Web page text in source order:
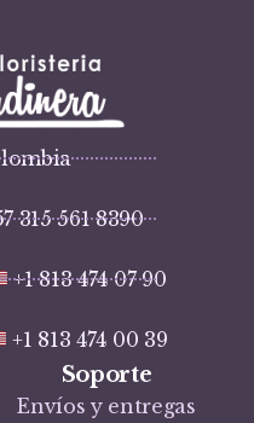
315 561 8390
+1 813 474 07 90
+1 813 474 00 39
Soporte
Envíos y entregas